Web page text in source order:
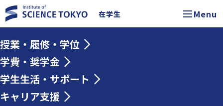
在学生 Menu
授業・履修・学位
学費・奨学金
学生生活・サポート
キャリア支援